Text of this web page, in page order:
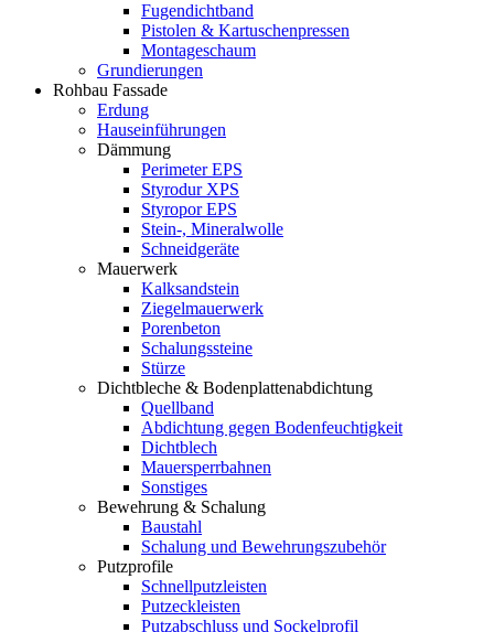
Fugendichtband
Pistolen & Kartuschenpressen
Montageschaum
Grundierungen
Rohbau Fassade
Erdung
Hauseinführungen
Dämmung
Perimeter EPS
Styrodur XPS
Styropor EPS
Stein-, Mineralwolle
Schneidgeräte
Mauerwerk
Kalksandstein
Ziegelmauerwerk
Porenbeton
Schalungssteine
Stürze
Dichtbleche & Bodenplattenabdichtung
Quellband
Abdichtung gegen Bodenfeuchtigkeit
Dichtblech
Mauersperrbahnen
Sonstiges
Bewehrung & Schalung
Baustahl
Schalung und Bewehrungszubehör
Putzprofile
Schnellputzleisten
Putzeckleisten
Putzabschluss und Sockelprofil